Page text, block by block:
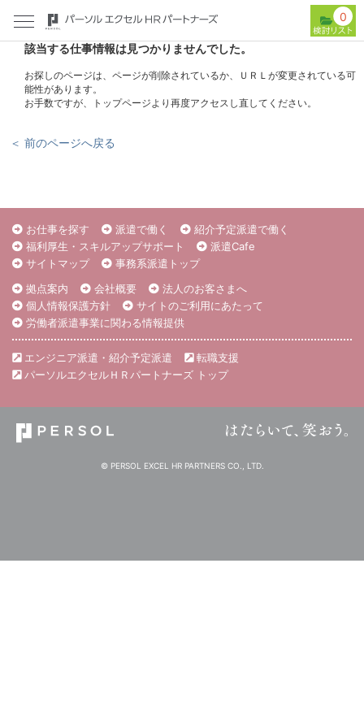
0
該当する仕事情報は見つかりませんでした。
お探しのページは、ページが削除されているか、ＵＲＬが変更されている可
能性があります。
お手数ですが、トップページより再度アクセスし直してください。
＜ 前のページへ戻る
お仕事を探す 派遣で働く
紹介予定派遣で働く
福利厚生・スキルアップサポート
派遣Cafe
サイトマップ
事務系派遣トップ
拠点案内
会社概要
法人のお客さまへ
個人情報保護方針
サイトのご利用にあたって
労働者派遣事業に関わる情報提供
エンジニア派遣・紹介予定派遣
転職支援
パーソルエクセルＨＲパートナーズ トップ
© PERSOL EXCEL HR PARTNERS CO., LTD.